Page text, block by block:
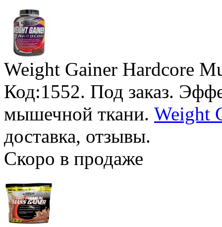
Weight Gainer Hardcore
Код:1552. Под заказ.
мышечной ткани. Weight
доставка, отзывы.
Скоро в продаже